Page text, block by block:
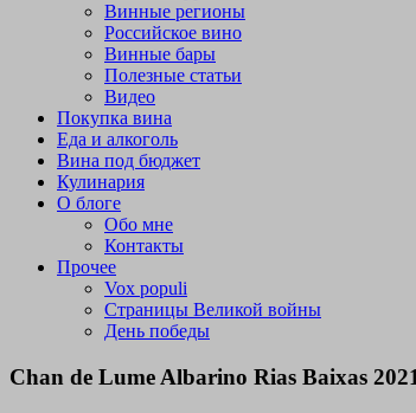
Винные регионы
Российское вино
Винные бары
Полезные статьи
Видео
Покупка вина
Еда и алкоголь
Вина под бюджет
Кулинария
О блоге
Обо мне
Контакты
Прочее
Vox populi
Страницы Великой войны
День победы
Chan de Lume Albarino Rias Baixas